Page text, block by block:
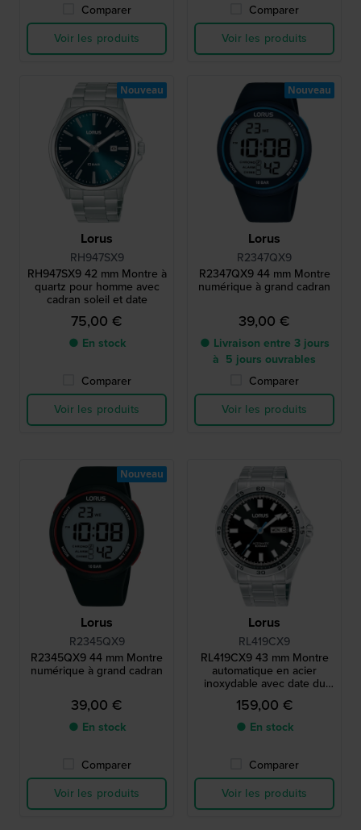
Comparer
Voir les produits
Comparer
Voir les produits
Lorus
RH947SX9
RH947SX9 42 mm Montre à
quartz pour homme avec
cadran soleil et date
75,00 €
● En stock
Comparer
Voir les produits
Nouveau
Lorus
R2347QX9
R2347QX9 44 mm Montre
numérique à grand cadran
39,00 €
● Livraison entre 3 jours
à 5 jours ouvrables
Comparer
Voir les produits
Nouveau
Lorus
R2345QX9
R2345QX9 44 mm Montre
numérique à grand cadran
39,00 €
● En stock
Comparer
Voir les produits
Nouveau
Lorus
RL419CX9
RL419CX9 43 mm Montre
automatique en acier
inoxydable avec date du
jour
159,00 €
● En stock
Comparer
Voir les produits